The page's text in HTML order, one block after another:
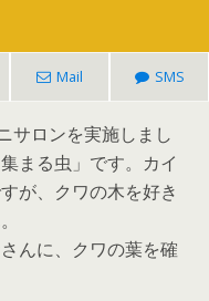
Mail SMS
サロンを実施しまし
まる虫」です。カイ
が、クワの木を好き
んに、クワの葉を確